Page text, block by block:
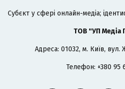
Cубєкт у сфері онлайн-медіа;
ТОВ "УП Медіа
Адреса: 01032, м. Київ, вул.
Телефон: +380 95